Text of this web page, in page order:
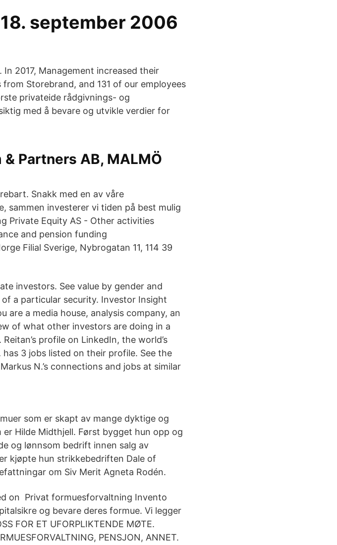
september 2006
2017, Management increased their
Storebrand, and 131 of our employees
privateide rådgivnings- og
med å bevare og utvikle verdier for
Partners AB, MALMÖ
Snakk med en av våre
sammen investerer vi tiden på best mulig
Private Equity AS - Other activities
and pension funding
Filial Sverige, Nybrogatan 11, 114 39
investors. See value by gender and
a particular security. Investor Insight
are a media house, analysis company, an
of what other investors are doing in a
profile on LinkedIn, the world’s
3 jobs listed on their profile. See the
N.’s connections and jobs at similar
som er skapt av mange dyktige og
Hilde Midthjell. Først bygget hun opp og
og lønnsom bedrift innen salg av
kjøpte hun strikkebedriften Dale of
om Siv Merit Agneta Rodén.
on Privat formuesforvaltning Invento
og bevare deres formue. Vi legger
FOR ET UFORPLIKTENDE MØTE.
PENSJON, ANNET.